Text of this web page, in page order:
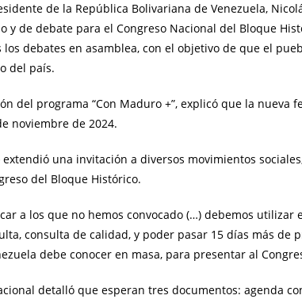
de la República Bolivariana de Venezuela,
y de debate para el Congreso Nacional del Bloque
debates en asamblea, con el objetivo de que el
del país.
del programa “Con Maduro +”, explicó que la nueva
noviembre de 2024.
extendió una invitación a diversos movimientos
del Bloque Histórico.
a los que no hemos convocado (…) debemos
consulta de calidad, y poder pasar 15 días más
debe conocer en masa, para presentar al
detalló que esperan tres documentos: agenda